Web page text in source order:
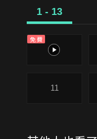
1 - 13
免費
1
11